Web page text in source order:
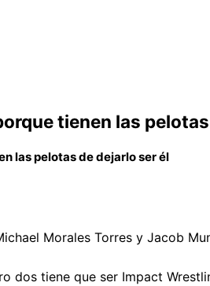
tienen las
las pelotas de dejarlo ser él
Morales Torres y Jacob
dos tiene que ser Impact